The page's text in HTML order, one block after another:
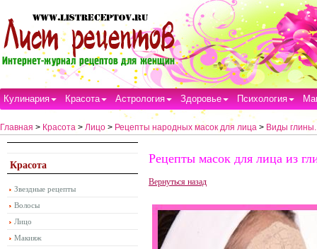
Кулинария Красота Астрология Здоровье Психология
Главная > Красота > Лицо > Рецепты народных масок для лица > Виды
Красота
Звездные рецепты
Волосы
Лицо
Макияж
Рецепты масок для лица из
Вернуться назад